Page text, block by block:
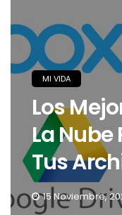
MI VIDA
Los
La Nube
Tus
15 Noviembre,